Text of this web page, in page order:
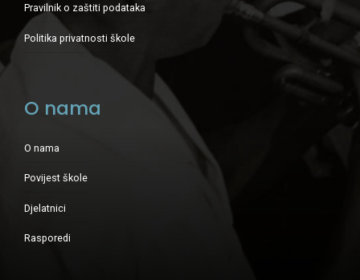
Pravilnik o zaštiti podataka
Politika privatnosti škole
O nama
O nama
Povijest škole
Djelatnici
Rasporedi